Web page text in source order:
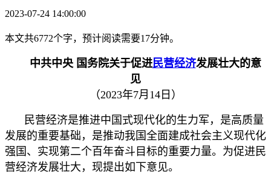
2023-07-24 14:00:00
本文共6772个字，预计阅读需要17分钟。
中共中央 国务院关于促进民营经济发展壮大的意
见
（2023年7月14日）
民营经济是推进中国式现代化的生力军，是高质量
发展的重要基础，是推动我国全面建成社会主义现代化
强国、实现第二个百年奋斗目标的重要力量。为促进民
营经济发展壮大，现提出如下意见。